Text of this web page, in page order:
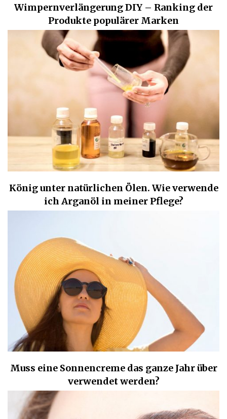
Wimpernverlängerung DIY – Ranking der
Produkte populärer Marken
König unter natürlichen Ölen. Wie verwende
ich Arganöl in meiner Pflege?
Muss eine Sonnencreme das ganze Jahr über
verwendet werden?